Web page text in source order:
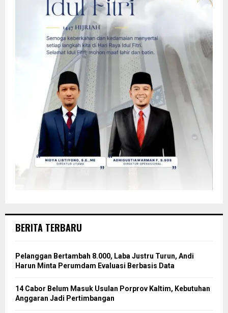
BERITA TERBARU
Pelanggan Bertambah 8.000, Laba Justru Turun, Andi
Harun Minta Perumdam Evaluasi Berbasis Data
14 Cabor Belum Masuk Usulan Porprov Kaltim, Kebutuhan
Anggaran Jadi Pertimbangan